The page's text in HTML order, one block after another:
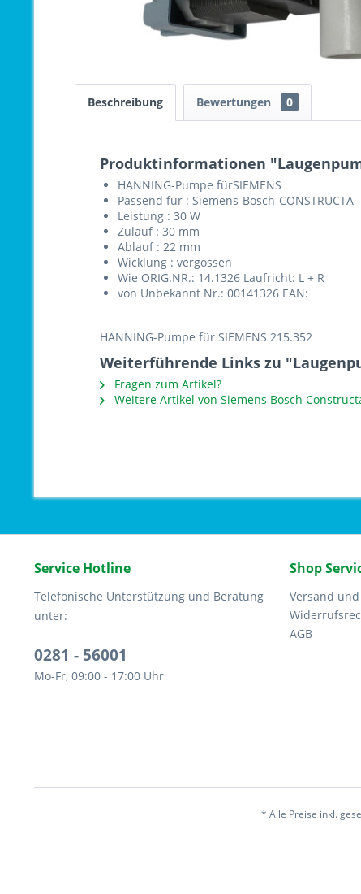
Beschreibung Bewertungen 0
Produktinformationen
HANNING-Pumpe fürSIEMENS
Passend für : Siemens-Bosch-CONSTRUCTA
Leistung : 30 W
Zulauf : 30 mm
Ablauf : 22 mm
Wicklung : vergossen
Wie ORIG.NR.: 14.1326 Laufricht: L + R
von Unbekannt Nr.: 00141326 EAN:
HANNING-Pumpe für SIEMENS 215.352
Weiterführende Links zu
Fragen zum Artikel?
Weitere Artikel von Siemens Bosch
Service Hotline
Telefonische Unterstützung und Beratung
unter:
0281 - 56001
Mo-Fr, 09:00 - 17:00 Uhr
Shop
Versand
AGB
* Alle Preise inkl.